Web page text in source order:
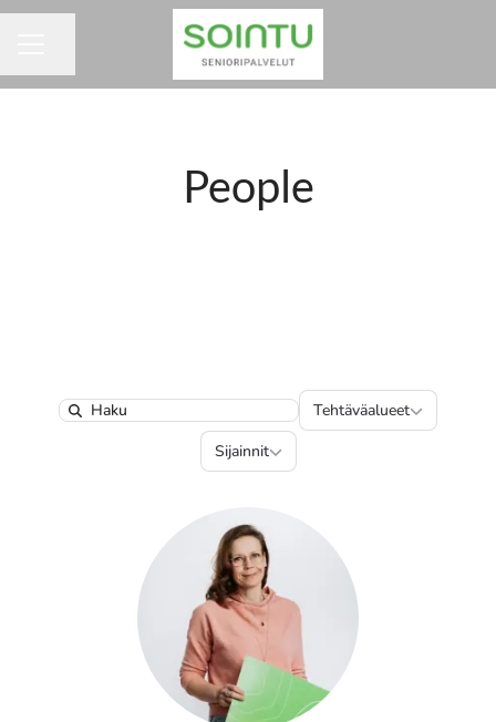
People
Search
Tehtäväalueet
Tehtäväalueet
Sijainnit
Sijainnit